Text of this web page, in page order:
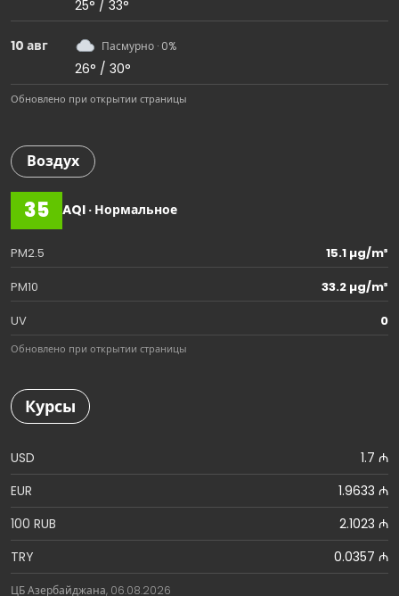
25° / 33°
10 авг Пасмурно · 0%
26° / 30°
Обновлено при открытии страницы
Воздух
35 AQI · Нормальное
PM2.5
15.1 µg/m³
PM10
33.2 µg/m³
UV
0
Обновлено при открытии страницы
Курсы
USD
1.7 ₼
EUR
1.9633 ₼
100 RUB
2.1023 ₼
TRY
0.0357 ₼
ЦБ Азербайджана, 06.08.2026